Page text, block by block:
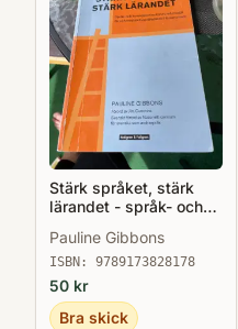
Stärk språket, stärk
lärandet - språk- och
arbetssätt för och med
andraspråkselever i
klassrummet
Pauline Gibbons
ISBN: 9789173828178
50 kr
Bra skick